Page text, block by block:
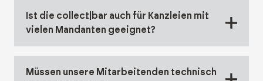
Ist die collect|bar auch für Kanzleien mit
vielen Mandanten geeignet?
Müssen unsere Mitarbeitenden technisch